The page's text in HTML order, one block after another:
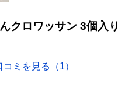
クロワッサン 3個入り
コミを見る（1）